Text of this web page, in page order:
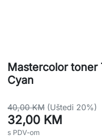
Mastercolor toner
Cyan
40,00 KM (Uštedi 20%)
32,00 KM
s PDV-om